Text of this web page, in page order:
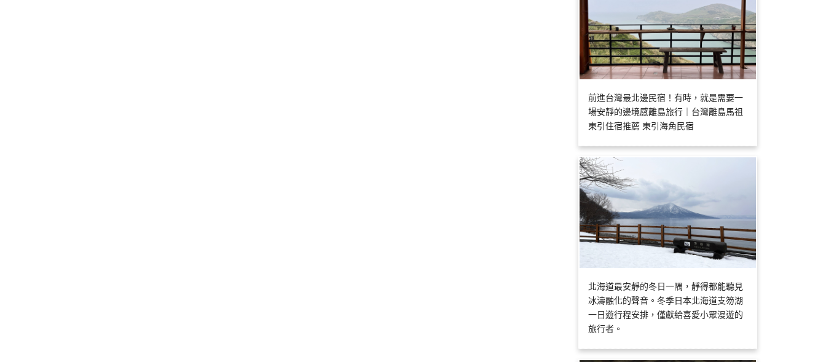
前進台灣最北邊民宿！有時，就是需要一
場安靜的邊境感離島旅行｜台灣離島馬祖
東引住宿推薦 東引海角民宿
北海道最安靜的冬日一隅，靜得都能聽見
冰濤融化的聲音。冬季日本北海道支笏湖
一日遊行程安排，僅獻給喜愛小眾漫遊的
旅行者。